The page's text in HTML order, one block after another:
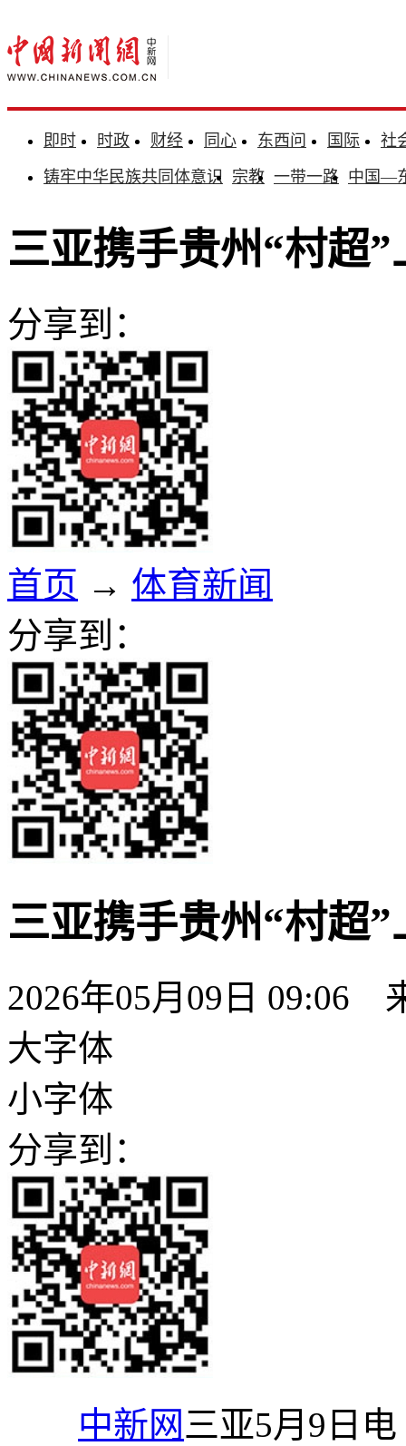
即时 时政 财经 同心 东西问 国际
社
铸牢中华民族共同体意识 宗教 一带一路 中国—
三亚携手贵州“村超
分享到：
首页 → 体育新闻
分享到：
三亚携手贵州“村超
2026年05月09日 09:06
大字体
小字体
分享到：
中新网三亚5月9日